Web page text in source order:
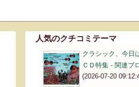
人気のクチコミテーマ
クラシック、今日
ＣＤ特集 - 関連ブ
(2026-07-20